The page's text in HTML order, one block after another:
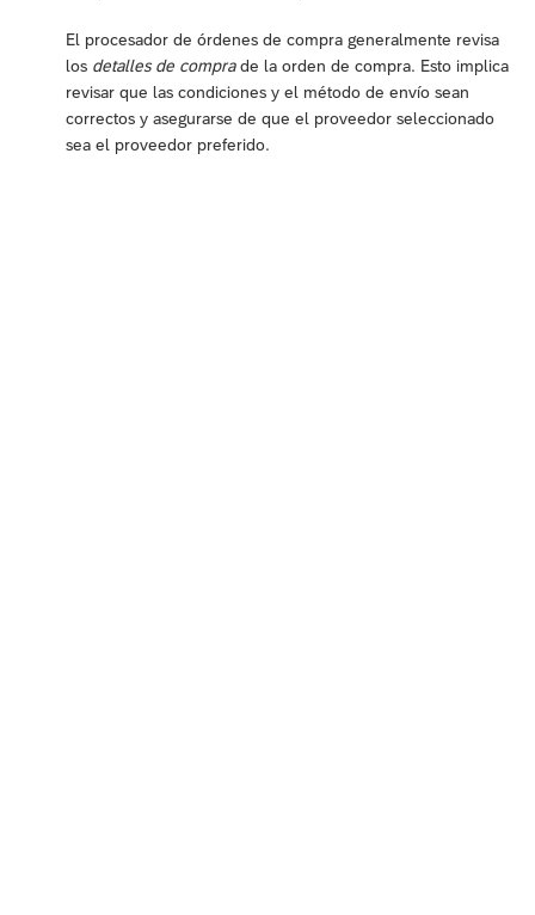
El procesador de órdenes de compra generalmente revisa
los detalles de comprade la orden de compra. Esto implica
revisar que las condiciones y el método de envío sean
correctos y asegurarse de que el proveedor seleccionado
sea el proveedor preferido.